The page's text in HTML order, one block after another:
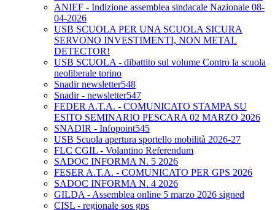
ANIEF - Indizione assemblea sindacale Nazionale 08-
04-2026
USB SCUOLA PER UNA SCUOLA SICURA
SERVONO INVESTIMENTI, NON METAL
DETECTOR!
USB SCUOLA - dibattito sul volume Contro la scuola
neoliberale torino
Snadir newsletter548
Snadir - newsletter547
FEDER A.T.A. - COMUNICATO STAMPA SU
ESITO SEMINARIO PESCARA 02 MARZO 2026
SNADIR - Infopoint545
USB Scuola apertura sportello mobilità 2026-27
FLC CGIL - Volantino Referendum
SADOC INFORMA N. 5 2026
FESER A.T.A. - COMUNICATO PER GPS 2026
SADOC INFORMA N. 4 2026
GILDA - Assemblea online 5 marzo 2026 signed
CISL - regionale sos gps